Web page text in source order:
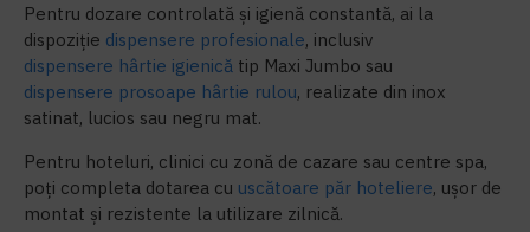
Pentru dozare controlată și igienă constantă, ai la
dispoziție dispensere profesionale, inclusiv
dispensere hârtie igienică tip Maxi Jumbo sau
dispensere prosoape hârtie rulou, realizate din inox
satinat, lucios sau negru mat.
Pentru hoteluri, clinici cu zonă de cazare sau centre spa,
poți completa dotarea cu uscătoare păr hoteliere, ușor de
montat și rezistente la utilizare zilnică.